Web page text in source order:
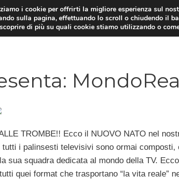
TROMBE!! Ecco il NUOVO NATO nel
i palinsesti televisivi sono ormai composti,
sua squadra dedicata al mondo della TV. Ecco
quei format che trasportano “la vita reale”
i cookie per offrirti la migliore esperienza sul
sulla pagina, effettuando lo scroll o chiudendo il
di più su quali cookie stiamo utilizzando o